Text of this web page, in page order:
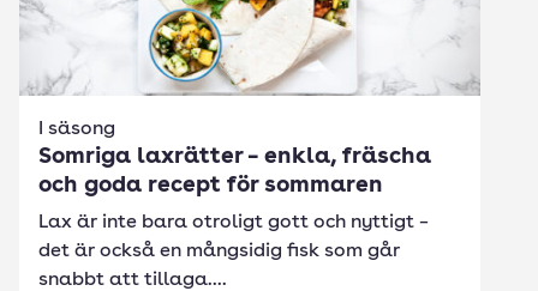
I säsong
Somriga laxrätter – enkla, fräscha
och goda recept för sommaren
Lax är inte bara otroligt gott och nyttigt –
det är också en mångsidig fisk som går
snabbt att tillaga....